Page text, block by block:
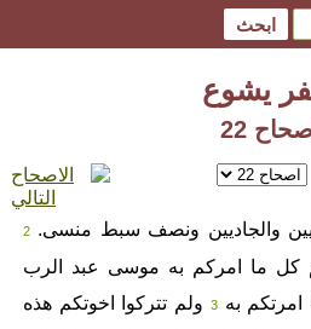
يشوع
22
والجاديين ونصف سبط منسى. 2
كل ما امركم به موسى عبد الرب
به 3ولم تتركوا اخوتكم هذه